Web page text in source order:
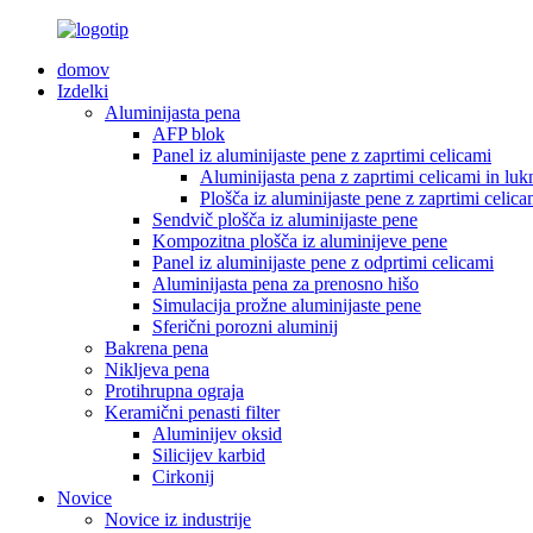
domov
Izdelki
Aluminijasta pena
AFP blok
Panel iz aluminijaste pene z zaprtimi celicami
Aluminijasta pena z zaprtimi celicami in
Plošča iz aluminijaste pene z zaprtimi
Sendvič plošča iz aluminijaste pene
Kompozitna plošča iz aluminijeve pene
Panel iz aluminijaste pene z odprtimi celicami
Aluminijasta pena za prenosno hišo
Simulacija prožne aluminijaste pene
Sferični porozni aluminij
Bakrena pena
Nikljeva pena
Protihrupna ograja
Keramični penasti filter
Aluminijev oksid
Silicijev karbid
Cirkonij
Novice
Novice iz industrije